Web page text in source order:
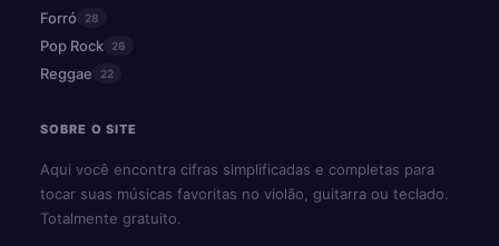
Forró 28
Pop Rock 26
Reggae 22
SOBRE O SITE
Aqui você encontra cifras simplificadas e completas para
tocar suas músicas favoritas no violão, guitarra ou teclado.
Totalmente gratuito.